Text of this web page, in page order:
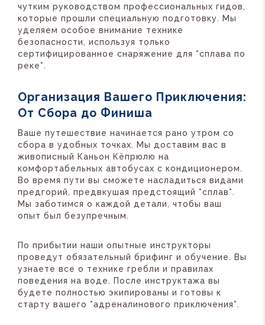
чутким руководством профессиональных гидов,
которые прошли специальную подготовку. Мы
уделяем особое внимание технике
безопасности, используя только
сертифицированное снаряжение для *сплава по
реке*.
Организация Вашего Приключения:
От Сбора до Финиша
Ваше путешествие начинается рано утром со
сбора в удобных точках. Мы доставим вас в
живописный Каньон Кёпрюлю на
комфортабельных автобусах с кондиционером.
Во время пути вы сможете насладиться видами
предгорий, предвкушая предстоящий *сплав*.
Мы заботимся о каждой детали, чтобы ваш
опыт был безупречным.
По прибытии наши опытные инструкторы
проведут обязательный брифинг и обучение. Вы
узнаете все о технике гребли и правилах
поведения на воде. После инструктажа вы
будете полностью экипированы и готовы к
старту вашего *адреналинового приключения*.